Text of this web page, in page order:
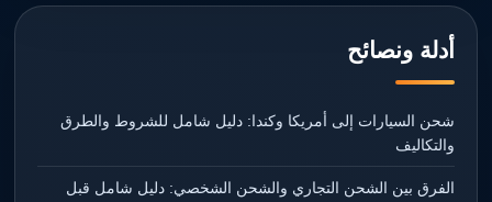
أدلة ونصائح
شحن السيارات إلى أمريكا وكندا: دليل شامل للشروط والطرق
والتكاليف
الفرق بين الشحن التجاري والشحن الشخصي: دليل شامل قبل